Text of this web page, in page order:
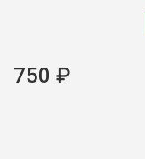
750 ₽